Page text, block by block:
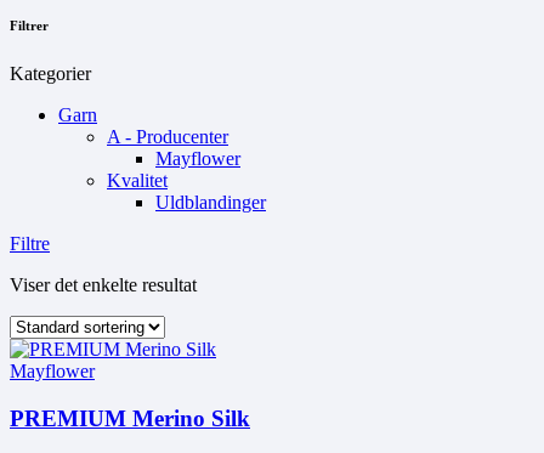
Filtrer
Kategorier
Garn
A - Producenter
Mayflower
Kvalitet
Uldblandinger
Filtre
Viser det enkelte resultat
Mayflower
PREMIUM Merino Silk